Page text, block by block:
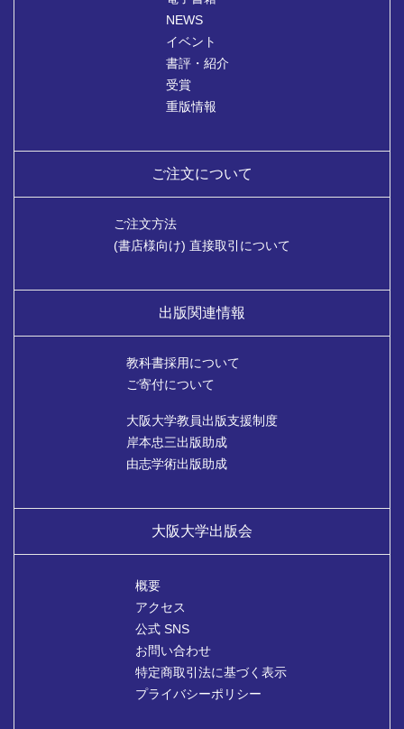
NEWS
イベント
書評・紹介
受賞
重版情報
ご注文について
ご注文方法
(書店様向け) 直接取引について
出版関連情報
教科書採用について
ご寄付について
大阪大学教員出版支援制度
岸本忠三出版助成
由志学術出版助成
大阪大学出版会
概要
アクセス
公式 SNS
お問い合わせ
特定商取引法に基づく表示
プライバシーポリシー